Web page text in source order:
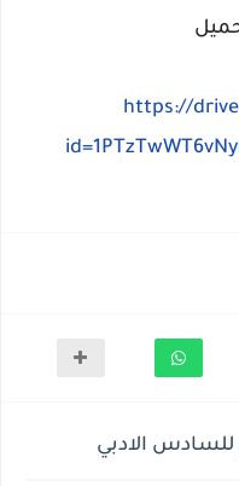
https://
للسادس الادبي